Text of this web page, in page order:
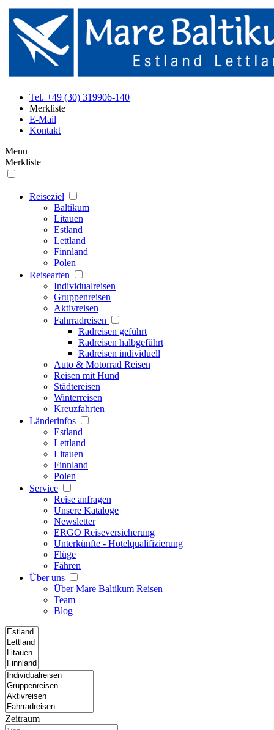
Tel. +49 (30) 319906-140
Merkliste
E-Mail
Kontakt
Menu
Merkliste
Reiseziel
Baltikum
Litauen
Estland
Lettland
Finnland
Polen
Reisearten
Individualreisen
Gruppenreisen
Aktivreisen
Fahrradreisen
Radreisen geführt
Radreisen halbgeführt
Radreisen individuell
Auto & Motorrad Reisen
Reisen mit Hund
Städtereisen
Winterreisen
Kreuzfahrten
Länderinfos
Estland
Lettland
Litauen
Finnland
Polen
Service
Reise anfragen
Unsere Kataloge
Newsletter
ERGO Reiseversicherung
Unterkünfte - Hotelqualifizierung
Flüge
Fähren
Über uns
Über Mare Baltikum Reisen
Team
Blog
Zeitraum